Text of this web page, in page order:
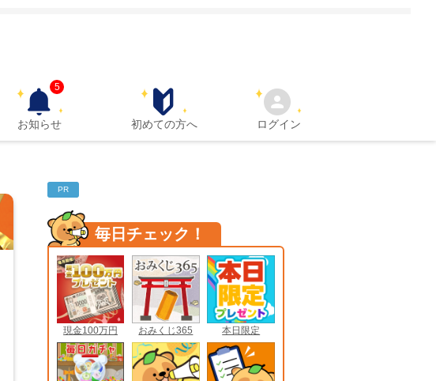
お知らせ
5
初めての方へ ログイン
PR
毎日チェック！
現金100万円 おみくじ365 本日限定